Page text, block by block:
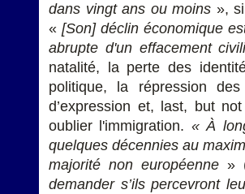
dans vingt ans ou moins »,
«[Son] déclin économique
abrupte d'un effacement
natalité, la perte des
politique, la répression
d’expression et, last, but
oublier l'immigration. « À
quelques décennies au
majorité non européenne»
demander s’ils percevront